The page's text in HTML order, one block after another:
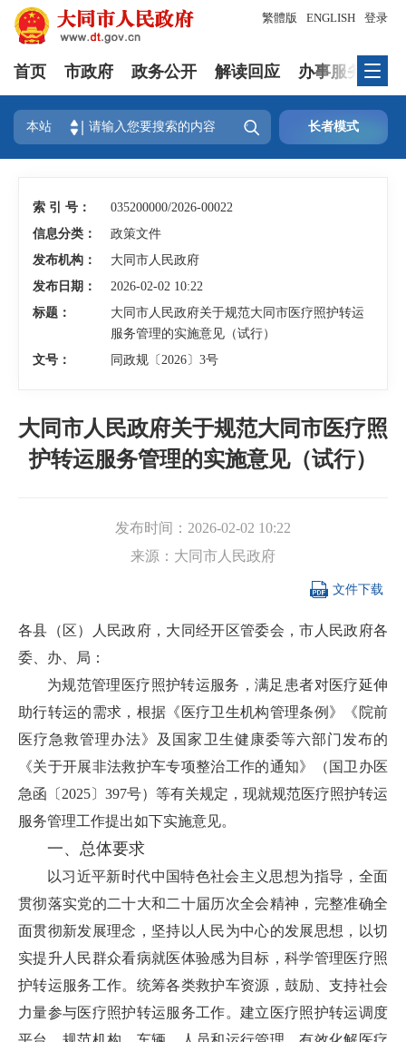
登录
繁體版 ENGLISH
首页 市政府 政务公开 解读回应 办事服务
本站  长者模式
索 引 号：
035200000/2026-00022
信息分类：
政策文件
发布机构：
大同市人民政府
发布日期：
2026-02-02 10:22
标题：
大同市人民政府关于规范大同市医疗照护转运
服务管理的实施意见（试行）
文号：
同政规〔2026〕3号
大同市人民政府关于规范大同市医疗照
护转运服务管理的实施意见（试行）
发布时间： 2026-02-02 10:22
来源： 大同市人民政府
 文件下载
各县（区）人民政府，大同经开区管委会，市人民政府各
委、办、局：
为规范管理医疗照护转运服务，满足患者对医疗延伸
助行转运的需求，根据《医疗卫生机构管理条例》《院前
医疗急救管理办法》及国家卫生健康委等六部门发布的
《关于开展非法救护车专项整治工作的通知》（国卫办医
急函〔2025〕397号）等有关规定，现就规范医疗照护转运
服务管理工作提出如下实施意见。
一、总体要求
以习近平新时代中国特色社会主义思想为指导，全面
贯彻落实党的二十大和二十届历次全会精神，完整准确全
面贯彻新发展理念，坚持以人民为中心的发展思想，以切
实提升人民群众看病就医体验感为目标，科学管理医疗照
护转运服务工作。统筹各类救护车资源，鼓励、支持社会
力量参与医疗照护转运服务工作。建立医疗照护转运调度